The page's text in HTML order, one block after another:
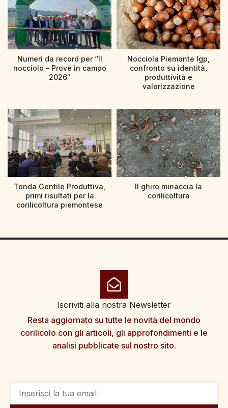
Numeri da record per “Il
nocciolo – Prove in campo
2026″
Nocciola Piemonte Igp,
confronto su identità,
produttività e
valorizzazione
Tonda Gentile Produttiva,
primi risultati per la
corilicoltura piemontese
Il ghiro minaccia la
corilicoltura
Iscriviti alla nostra Newsletter
Resta aggiornato su tutte le novità del mondo
corilicolo con gli articoli, gli approfondimenti e le
analisi pubblicate sul nostro sito.